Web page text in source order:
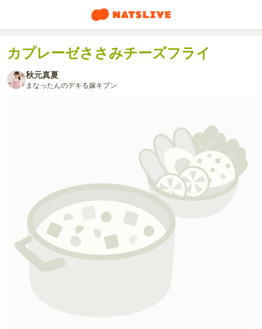
カプレーゼささみチーズフライ
秋元真夏
まなったんのデキる嫁キブン